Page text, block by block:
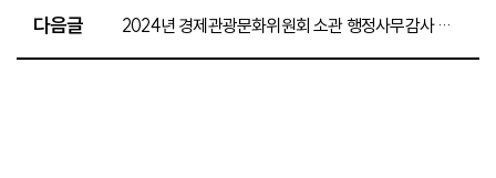
다음글 2024년 경제관광문화위원회 소관 행정사무감사 결과